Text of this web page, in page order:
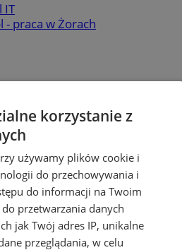
IT
- praca w Żorach
dla zwierząt
korzystanie z
używamy plików cookie i
do przechowywania i
do informacji na Twoim
przetwarzania danych
jak Twój adres IP, unikalne
przeglądania, w celu